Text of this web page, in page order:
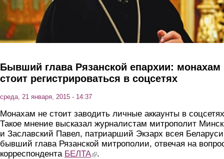
Бывший глава Рязанской епархии: монахам
стоит регистрироваться в соцсетях
среда, 21 января, 2015 - 14:37
Монахам не стоит заводить личные аккаунты в
Такое мнение высказал журналистам митрополит
и Заславский Павел, патриарший Экзарх всея
бывший глава Рязанской митрополии, отвечая на
корреспондента БЕЛТА(link is external)
.